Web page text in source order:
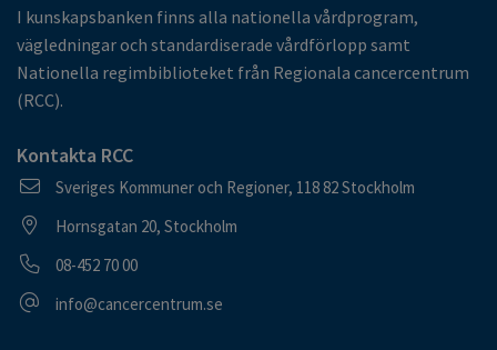
I kunskapsbanken finns alla nationella vårdprogram,
vägledningar och standardiserade vårdförlopp samt
Nationella regimbiblioteket från Regionala cancercentrum
(RCC).
Kontakta RCC
Postadress
Sveriges Kommuner och Regioner, 118 82 Stockholm
Besöksadress
Hornsgatan 20, Stockholm
Telefonnummer
08-452 70 00
E-postadress
info@cancercentrum.se